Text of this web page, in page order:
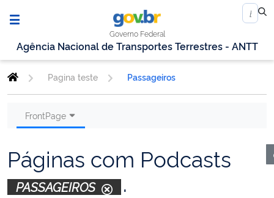
Governo Federal
Agência Nacional de Transportes Terrestres - ANTT
Pagina teste Passageiros
FrontPage
Páginas com Podcasts
PASSAGEIROS .